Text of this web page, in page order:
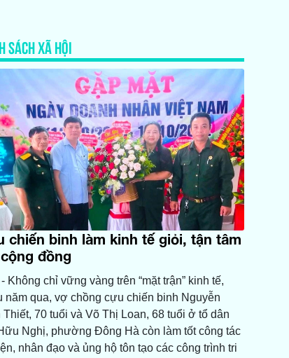
SÁCH XÃ HỘI
chiến binh làm kinh tế giỏi, tận tâm
đồng
Không chỉ vững vàng trên “mặt trận” kinh tế,
năm qua, vợ chồng cựu chiến binh Nguyễn
Thiết, 70 tuổi và Võ Thị Loan, 68 tuổi ở tổ dân
Nghị, phường Đông Hà còn làm tốt công tác
nhân đạo và ủng hộ tôn tạo các công trình tri